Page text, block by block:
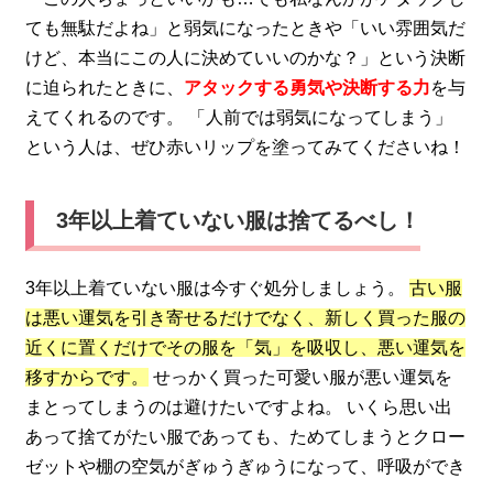
ても無駄だよね」と弱気になったときや「いい雰囲気だ
けど、本当にこの人に決めていいのかな？」という決断
に迫られたときに、 アタックする勇気や決断する力を与
えてくれるのです。 「人前では弱気になってしまう」
という人は、ぜひ赤いリップを塗ってみてくださいね！
3年以上着ていない服は捨てるべし！
3年以上着ていない服は今すぐ処分しましょう。古い服
は悪い運気を引き寄せるだけでなく、新しく買った服の
近くに置くだけでその服を「気」を吸収し、悪い運気を
移すからです。
せっかく買った可愛い服が悪い運気を
まとってしまうのは避けたいですよね。 いくら思い出
あって捨てがたい服であっても、ためてしまうとクロー
ゼットや棚の空気がぎゅうぎゅうになって、呼吸ができ